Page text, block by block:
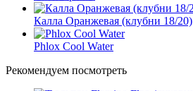
Калла Оранжевая (клубни 18/20)
Phlox Cool Water
Рекомендуем посмотреть